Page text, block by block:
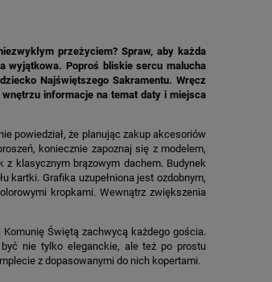
przeżyciem? Spraw, aby każda
wyjątkowa. Poproś bliskie sercu malucha
Najświętszego Sakramentu. Wręcz
informacje na temat daty i miejsca
powiedział, że planując zakup akcesoriów
koniecznie zapoznaj się z modelem,
z klasycznym brązowym dachem. Budynek
kartki. Grafika uzupełniona jest ozdobnym,
kropkami. Wewnątrz zwiększenia
Świętą zachwycą każdego gościa.
nie tylko eleganckie, ale też po prostu
z dopasowanymi do nich kopertami.